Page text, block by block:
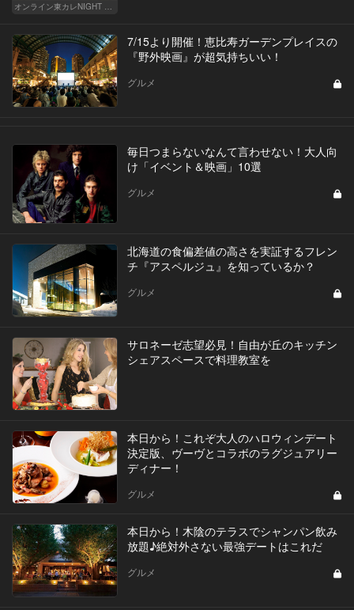
オンライン東カレNIGHT イベント募集
7/15より開催！恵比寿ガーデンプレイスの
『野外映画』が超気持ちいい！
グルメ
毎日つまらないなんて言わせない！大人向
け「イベント＆映画」10選
グルメ
北海道の食偏差値の高さを実証するフレン
チ『アスペルジュ』を知っているか？
グルメ
サロネーゼ志望必見！自由が丘のキッチン
シェアスペースで料理教室を
本日から！これぞ大人のハロウィンデート
決定版、ヴーヴとコラボのラグジュアリー
ディナー！
グルメ
本日から！木陰のテラスでシャンパン飲み
放題♪絶対外さない最強デートはこれだ
グルメ